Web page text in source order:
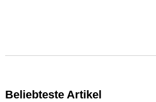
Beliebteste Artikel